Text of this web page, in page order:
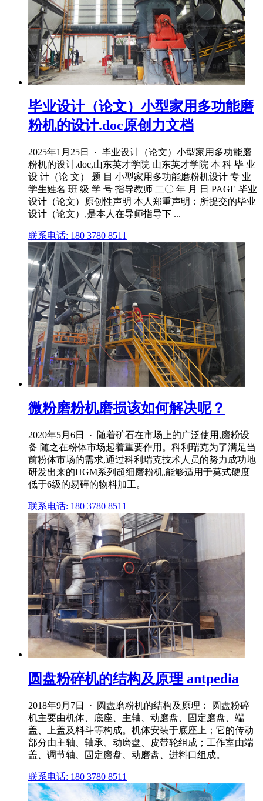
毕业设计（论文）小型家用多功能磨
粉机的设计.doc原创力文档
2025年1月25日 · 毕业设计（论文）小型家用多功能磨
粉机的设计.doc,山东英才学院 山东英才学院 本 科 毕 业
设 计（论 文） 题 目 小型家用多功能磨粉机设计 专 业
学生姓名 班 级 学 号 指导教师 二〇 年 月 日 PAGE 毕业
设计（论文）原创性声明 本人郑重声明：所提交的毕业
设计（论文）,是本人在导师指导下 ...
联系电话: 180 3780 8511
微粉磨粉机磨损该如何解决呢？
2020年5月6日 · 随着矿石在市场上的广泛使用,磨粉设
备 随之在粉体市场起着重要作用。科利瑞克为了满足当
前粉体市场的需求,通过科利瑞克技术人员的努力成功地
研发出来的HGM系列超细磨粉机,能够适用于莫式硬度
低于6级的易碎的物料加工。
联系电话: 180 3780 8511
圆盘粉碎机的结构及原理 antpedia
2018年9月7日 · 圆盘磨粉机的结构及原理： 圆盘粉碎
机主要由机体、底座、主轴、动磨盘、固定磨盘、端
盖、上盖及料斗等构成。机体安装于底座上；它的传动
部分由主轴、轴承、动磨盘、皮带轮组成；工作室由端
盖、调节轴、固定磨盘、动磨盘、进料口组成。
联系电话: 180 3780 8511